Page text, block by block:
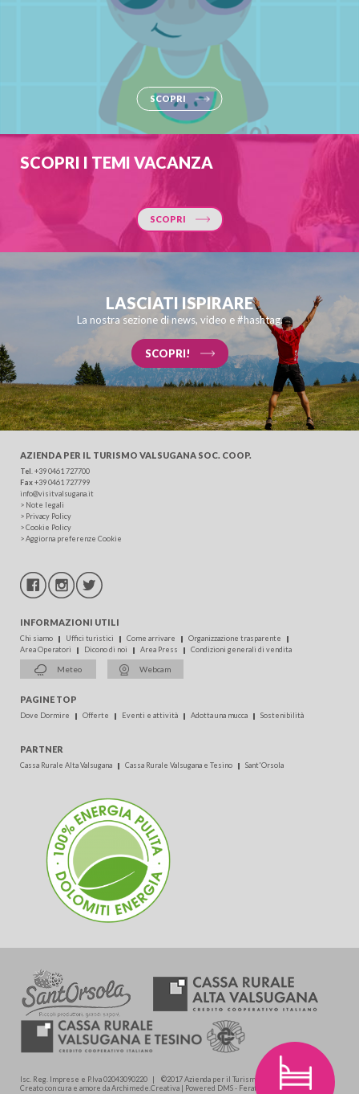
SCOPRI
SCOPRI I TEMI VACANZA
SCOPRI
LASCIATI ISPIRARE
La nostra sezione di news, video e #hashtag.
SCOPRI!
AZIENDA PER IL TURISMO VALSUGANA SOC. COOP.
Tel +39 0461 727700
Fax+39 0461 727799
info@visitvalsugana.it
> Note legali
> Privacy Policy
>Cookie Policy
>Aggiorna preferenze Cookie
INFORMAZIONI UTILI
Chi siamo Uffici turistici Come arrivare
Organizzazione trasparente
Area Operatori
Dicono di noi Area Press Condizioni generali di vendita
Meteo Webcam
PAGINE TOP
Dove Dormire Offerte Eventi e attività Adotta una mucca Sostenibilità
PARTNER
Cassa Rurale Alta Valsugana Cassa Rurale Valsugana e Tesino Sant'Orsola
Isc. Reg. Imprese e P.Iva 02043090220 | ©2017 Azienda per il Turismo Valsugana soc. coop.
Creato con cura e amore da Archimede.Creativa | Powered DMS - Feratel Media Technologies